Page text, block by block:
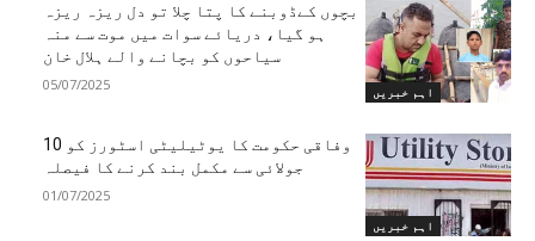
اہم خبریں
بچوں کےڈوبنے کا پتا چلا تو دل ریزہ ریزہ
ہو گیا، دریائے سوات میں موت سے منہ
سیاحوں کو بچانے والے ہلال خان
05/07/2025
اہم خبریں
وفاقی حکومت کا یوٹیلیٹی اسٹورز کو 10
جولائی سے مکمل بند کرنے کا فیصلہ
01/07/2025